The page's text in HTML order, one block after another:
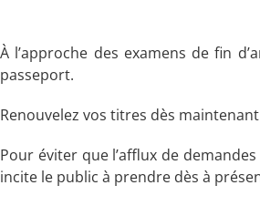
À l’approche des examens de fin
passeport.
Renouvelez vos titres dès
Pour éviter que l’afflux de
incite le public à prendre dès à